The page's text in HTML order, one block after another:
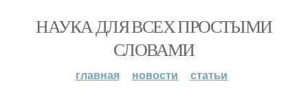
НАУКА ДЛЯ ВСЕХ ПРОСТЫМИ
СЛОВАМИ
главная новости статьи